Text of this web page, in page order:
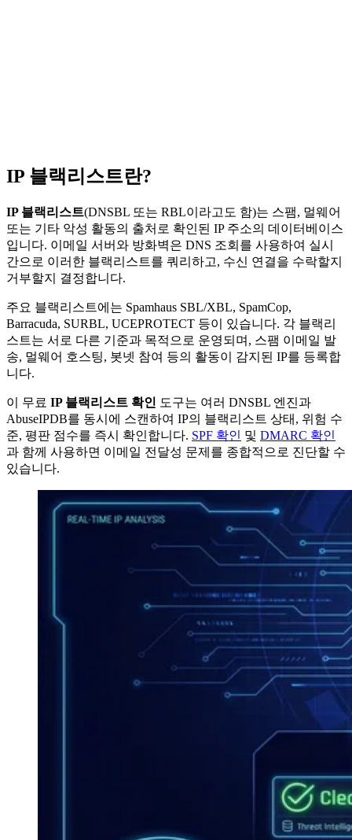
IP 블랙리스트란?
IP 블랙리스트(DNSBL 또는 RBL이라고도 함)는 스팸, 멀웨어
또는 기타 악성 활동의 출처로 확인된 IP 주소의 데이터베이스
입니다. 이메일 서버와 방화벽은 DNS 조회를 사용하여 실시
간으로 이러한 블랙리스트를 쿼리하고, 수신 연결을 수락할지
거부할지 결정합니다.
주요 블랙리스트에는 Spamhaus SBL/XBL, SpamCop,
Barracuda, SURBL, UCEPROTECT 등이 있습니다. 각 블랙리
스트는 서로 다른 기준과 목적으로 운영되며, 스팸 이메일 발
송, 멀웨어 호스팅, 봇넷 참여 등의 활동이 감지된 IP를 등록합
니다.
이 무료 IP 블랙리스트 확인 도구는 여러 DNSBL 엔진과
AbuseIPDB를 동시에 스캔하여 IP의 블랙리스트 상태, 위험 수
준, 평판 점수를 즉시 확인합니다. SPF 확인 및 DMARC 확인
과 함께 사용하면 이메일 전달성 문제를 종합적으로 진단할 수
있습니다.